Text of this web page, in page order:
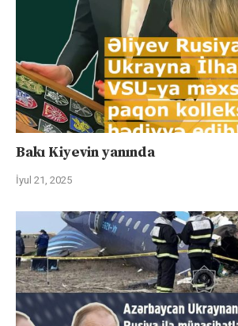
Bakı Kiyevin yanında
İyul 21, 2025